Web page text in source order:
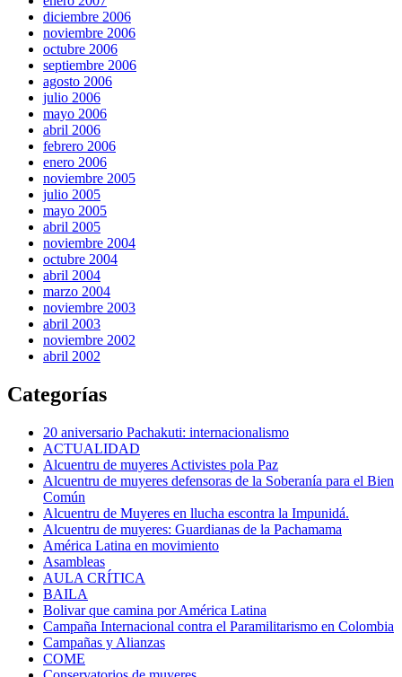
diciembre 2006
noviembre 2006
octubre 2006
septiembre 2006
agosto 2006
julio 2006
mayo 2006
abril 2006
febrero 2006
enero 2006
noviembre 2005
julio 2005
mayo 2005
abril 2005
noviembre 2004
octubre 2004
abril 2004
marzo 2004
noviembre 2003
abril 2003
noviembre 2002
abril 2002
Categorías
20 aniversario Pachakuti: internacionalismo
ACTUALIDAD
Alcuentru de muyeres Activistes pola Paz
Alcuentru de muyeres defensoras de la Soberanía para el Bien
Común
Alcuentru de Muyeres en llucha escontra la Impunidá.
Alcuentru de muyeres: Guardianas de la Pachamama
América Latina en movimiento
Asambleas
AULA CRÍTICA
BAILA
Bolivar que camina por América Latina
Campaña Internacional contra el Paramilitarismo en Colombia
Campañas y Alianzas
COME